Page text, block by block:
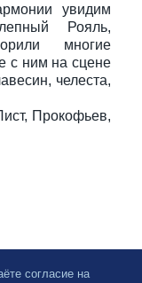
увидим
Рояль,
многие
с ним на сцене
челеста,
Прокофьев,
согласие на